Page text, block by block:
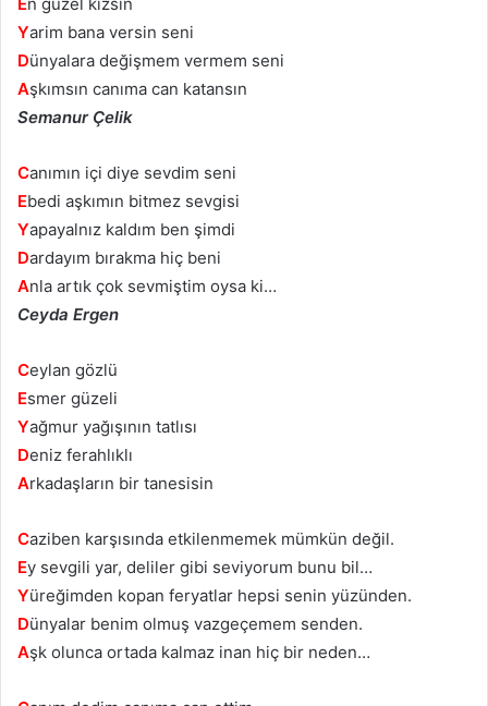
En güzel kızsın
Yarim bana versin seni
Dünyalara değişmem vermem seni
Aşkımsın canıma can katansın
Semanur Çelik
Canımın içi diye sevdim seni
Ebedi aşkımın bitmez sevgisi
Yapayalnız kaldım ben şimdi
Dardayım bırakma hiç beni
Anla artık çok sevmiştim oysa ki…
Ceyda Ergen
Ceylan gözlü
Esmer güzeli
Yağmur yağışının tatlısı
Deniz ferahlıklı
Arkadaşların bir tanesisin
Caziben karşısında etkilenmemek mümkün değil.
Ey sevgili yar, deliler gibi seviyorum bunu bil…
Yüreğimden kopan feryatlar hepsi senin yüzünden.
Dünyalar benim olmuş vazgeçemem senden.
Aşk olunca ortada kalmaz inan hiç bir neden…